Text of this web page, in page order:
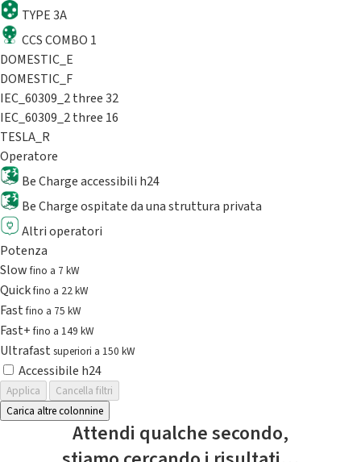
TYPE 3A
CCS COMBO 1
DOMESTIC_E
DOMESTIC_F
IEC_60309_2 three 32
IEC_60309_2 three 16
TESLA_R
Operatore
Be Charge accessibili h24
Be Charge ospitate da una struttura privata
Altri operatori
Potenza
Slowfino a 7 kW
Quickfino a 22 kW
Fastfino a 75 kW
Fast+fino a 149 kW
Ultrafast superiori a 150 kW
Accessibile h24
Applica
Cancella filtri
Carica altre colonnine
Attendi qualche secondo,